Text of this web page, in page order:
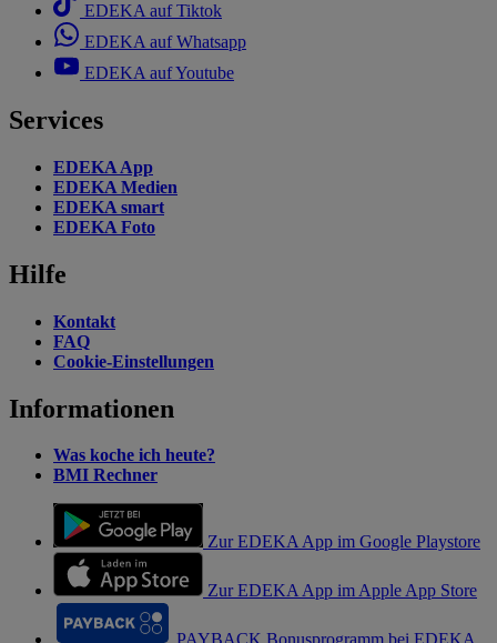
EDEKA auf Tiktok
EDEKA auf Whatsapp
EDEKA auf Youtube
Services
EDEKA App
EDEKA Medien
EDEKA smart
EDEKA Foto
Hilfe
Kontakt
FAQ
Cookie-Einstellungen
Informationen
Was koche ich heute?
BMI Rechner
Zur EDEKA App im Google Playstore
Zur EDEKA App im Apple App Store